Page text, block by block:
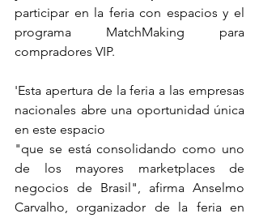
participar en la feria con espacios y el
programa MatchMaking para
compradores VIP.
'Esta apertura de la feria a las empresas
nacionales abre una oportunidad única
en este espacio
"que se está consolidando como uno
de los mayores marketplaces de
negocios de Brasil", afirma Anselmo
Carvalho, organizador de la feria en